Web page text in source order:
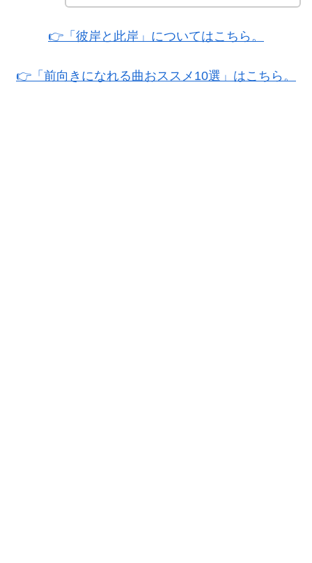
👉「彼岸と此岸」についてはこちら。
👉「前向きになれる曲おススメ10選」はこちら。